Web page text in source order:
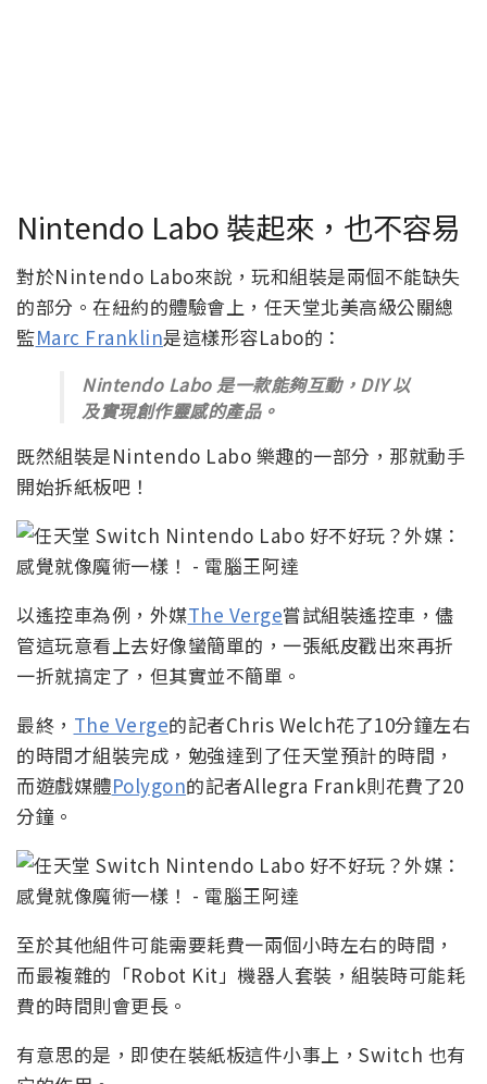
Nintendo Labo 裝起來，也不容易
對於Nintendo Labo來說，玩和組裝是兩個不能缺失
的部分。在紐約的體驗會上，任天堂北美高級公關總
監Marc Franklin是這樣形容Labo的：
Nintendo Labo 是一款能夠互動，DIY 以
及實現創作靈感的產品。
既然組裝是Nintendo Labo 樂趣的一部分，那就動手
開始拆紙板吧！
以遙控車為例，外媒The Verge嘗試組裝遙控車，儘
管這玩意看上去好像蠻簡單的，一張紙皮戳出來再折
一折就搞定了，但其實並不簡單。
最終， The Verge的記者Chris Welch花了10分鐘左右
的時間才組裝完成，勉強達到了任天堂預計的時間，
而遊戲媒體Polygon的記者Allegra Frank則花費了20
分鐘。
至於其他組件可能需要耗費一兩個小時左右的時間，
而最複雜的「Robot Kit」機器人套裝，組裝時可能耗
費的時間則會更長。
有意思的是，即使在裝紙板這件小事上，Switch 也有